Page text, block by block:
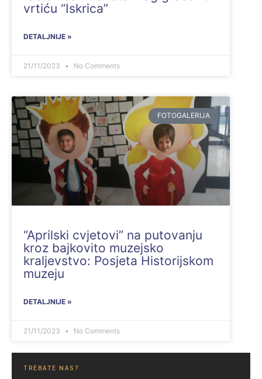
vrtiću “Iskrica”
DETALJNIJE »
21/11/2023 No Comments
FOTOGALERIJA
“Aprilski cvjetovi” na putovanju
kroz bajkovito muzejsko
kraljevstvo: Posjeta Historijskom
muzeju
DETALJNIJE »
21/11/2023 No Comments
TREBATE NAS?